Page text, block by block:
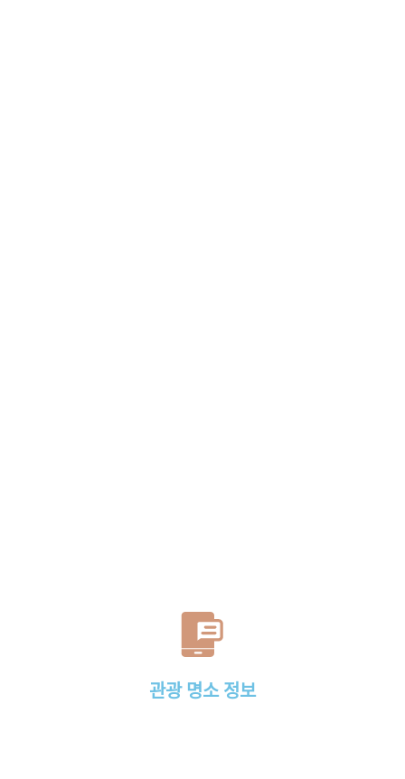
관광 명소 정보